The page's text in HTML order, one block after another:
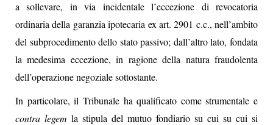
a sollevare, in via incidentale l’eccezione di revocatoria
ordinaria della garanzia ipotecaria ex art. 2901 c.c., nell’ambito
del subprocedimento dello stato passivo; dall’altro lato, fondata
la medesima eccezione, in ragione della natura fraudolenta
dell’operazione negoziale sottostante.
In particolare, il Tribunale ha qualificato come strumentale e
contra legem la stipula del mutuo fondiario su cui su cui si